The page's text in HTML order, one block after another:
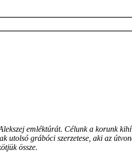
emléktúrát. Célunk a korunk
utolsó grábóci szerzetese, aki az
össze.